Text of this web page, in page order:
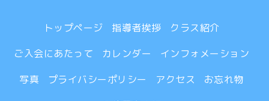
トップページ 指導者挨拶
クラス紹介
ご入会にあたって
カレンダー
インフォメーション
写真
プライバシーポリシー アクセス
お忘れ物